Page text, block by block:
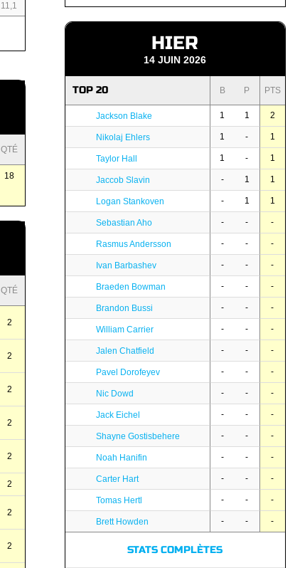
11,1
QTÉ
18
QTÉ
2
2
2
2
2
2
2
2
HIER
14 JUIN 2026
TOP 20 B P PTS
Jackson Blake 1 1 2
Nikolaj Ehlers 1 - 1
Taylor Hall 1 - 1
Jaccob Slavin - 1 1
Logan Stankoven - 1 1
Sebastian Aho - - -
Rasmus Andersson - - -
Ivan Barbashev - - -
Braeden Bowman - - -
Brandon Bussi - - -
William Carrier - - -
Jalen Chatfield - - -
Pavel Dorofeyev - - -
Nic Dowd - - -
Jack Eichel - - -
Shayne Gostisbehere - - -
Noah Hanifin - - -
Carter Hart - - -
Tomas Hertl - - -
Brett Howden - - -
STATS COMPLÈTES